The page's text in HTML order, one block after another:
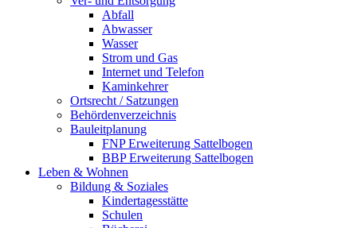
Abfall
Abwasser
Wasser
Strom und Gas
Internet und Telefon
Kaminkehrer
Ortsrecht / Satzungen
Behördenverzeichnis
Bauleitplanung
FNP Erweiterung Sattelbogen
BBP Erweiterung Sattelbogen
Leben & Wohnen
Bildung & Soziales
Kindertagesstätte
Schulen